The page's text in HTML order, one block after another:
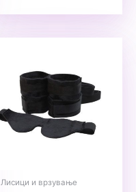
Лисици и врзување